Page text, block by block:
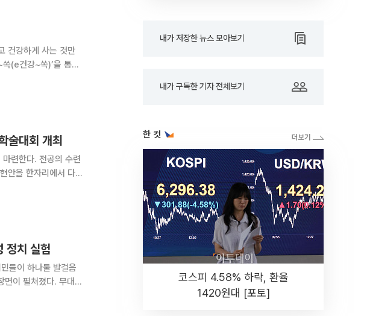
건강하게 사는 것만
(e건강~쏙)’을 통해
술대회 개최
련한다. 전공의 수련
안을 한자리에서 다
정치 실험
들이 하나둘 발걸음
펼쳐졌다. 무대
내가 저장한 뉴스 모아보기
내가 구독한 기자 전체보기
한 컷
코스피 4.58% 하락, 환율
1420원대 [포토]